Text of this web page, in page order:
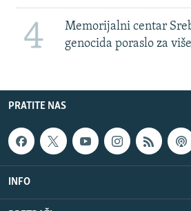
4
Memorijalni centar
genocida poraslo za
PRATITE NAS
INFO